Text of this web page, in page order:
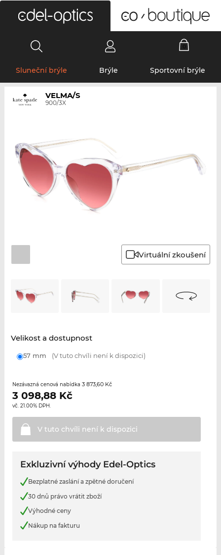
Sluneční brýle Brýle Sportovní brýle
VELMA/S
900/3X
Virtuální zkoušení
Velikost a dostupnost
57 mm (V tuto chvíli není k dispozici)
Nezávazná cenová nabídka 3 873,60 Kč
3 098,88Kč
vč. 21.00% DPH.
V tuto chvíli není k dispozici
Exkluzivní výhody Edel-Optics
Bezplatné zaslání a zpětné doručení
30 dnů právo vrátit zboží
Výhodné ceny
Nákup na fakturu